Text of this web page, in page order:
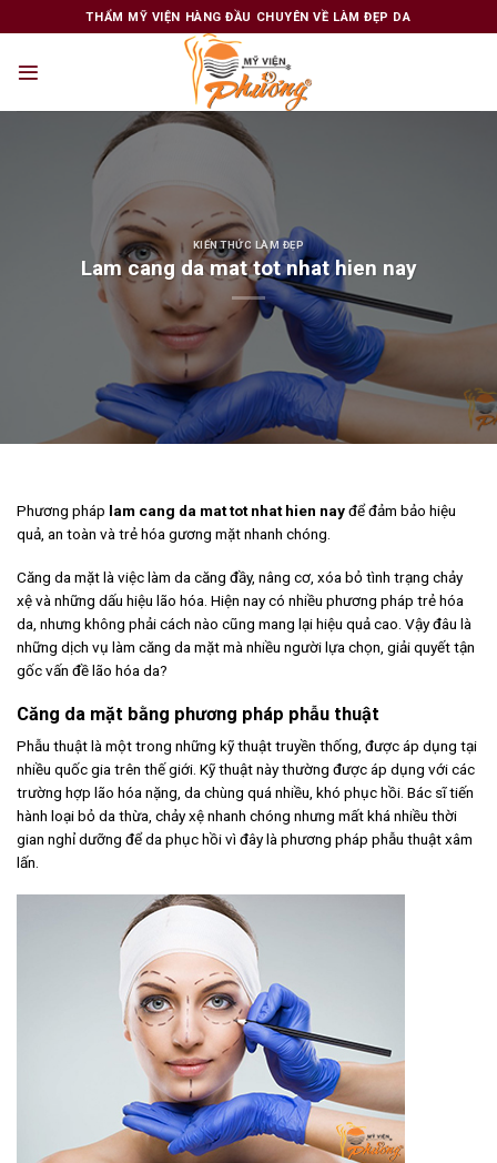
to
THẨM MỸ VIỆN HÀNG ĐẦU CHUYÊN VỀ LÀM ĐẸP DA
KIẾN THỨC LÀM ĐẸP
Lam cang da mat tot nhat hien nay
Phương pháp lam cang da mat tot nhat hien nayđể đảm bảo hiệu
quả, an toàn và trẻ hóa gương mặt nhanh chóng.
Căng da mặt là việc làm da căng đầy, nâng cơ, xóa bỏ tình trạng chảy
xệ và những dấu hiệu lão hóa. Hiện nay có nhiều phương pháp trẻ hóa
da, nhưng không phải cách nào cũng mang lại hiệu quả cao. Vậy đâu là
những dịch vụ làm căng da mặt mà nhiều người lựa chọn, giải quyết tận
gốc vấn đề lão hóa da?
Căng da mặt bằng phương pháp phẫu thuật
Phẫu thuật là một trong những kỹ thuật truyền thống, được áp dụng tại
nhiều quốc gia trên thế giới. Kỹ thuật này thường được áp dụng với các
trường hợp lão hóa nặng, da chùng quá nhiều, khó phục hồi. Bác sĩ tiến
hành loại bỏ da thừa, chảy xệ nhanh chóng nhưng mất khá nhiều thời
gian nghỉ dưỡng để da phục hồi vì đây là phương pháp phẫu thuật xâm
lấn.